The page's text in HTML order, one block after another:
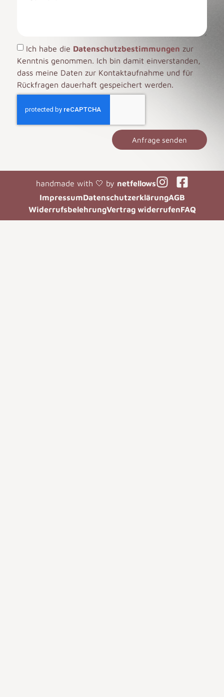
Ich habe die Datenschutzbestimmungen zur
Kenntnis genommen. Ich bin damit einverstanden,
dass meine Daten zur Kontaktaufnahme und für
Rückfragen dauerhaft gespeichert werden.
Anfrage senden
handmade with 🤍 by netfellows
ImpressumDatenschutzerklärungAGB
WiderrufsbelehrungVertrag widerrufenFAQ